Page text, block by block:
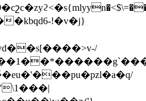
�kbqd6-!�v�j}